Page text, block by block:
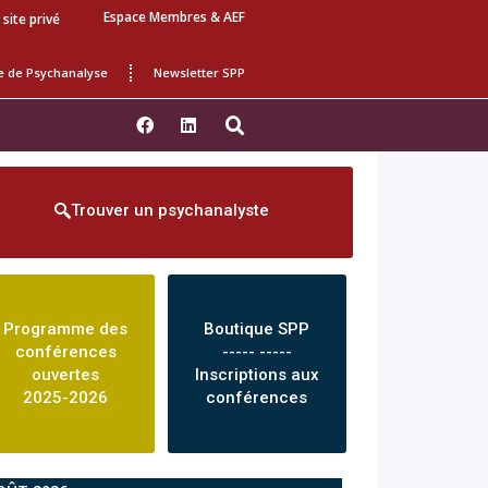
site privé Espace Membres & AEF
de Psychanalyse Newsletter SPP
Trouver un psychanalyste
Programme des
conférences
ouvertes
2025-2026
Boutique SPP
----- -----
Inscriptions aux
conférences